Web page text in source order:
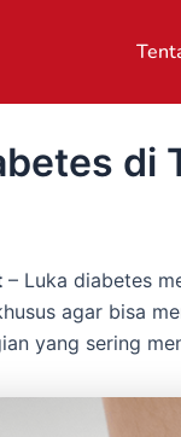
di
– Luka diabetes
agar bisa
yang sering